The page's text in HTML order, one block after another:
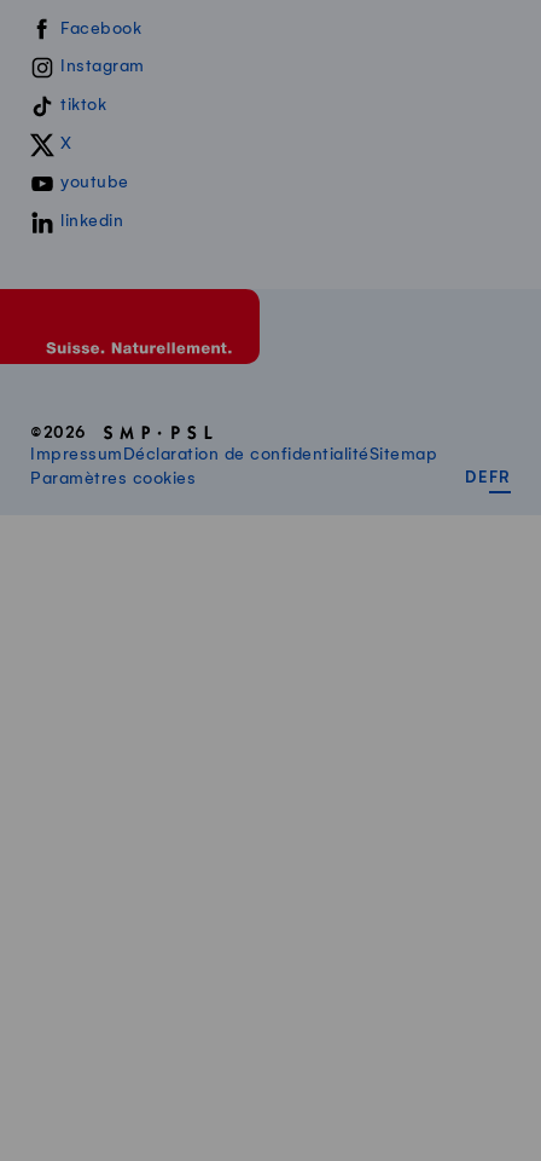
Swissmilk sur les réseaux sociaux
Facebook
Instagram
tiktok
X
youtube
linkedin
©2026
Impressum Déclaration de confidentialitéSitemap
Paramètres cookies
DE FR